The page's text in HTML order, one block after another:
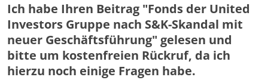
Ich habe Ihren Beitrag "Fonds der United
Investors Gruppe nach S&K-Skandal mit
neuer Geschäftsführung" gelesen und
bitte um kostenfreien Rückruf, da ich
hierzu noch einige Fragen habe.